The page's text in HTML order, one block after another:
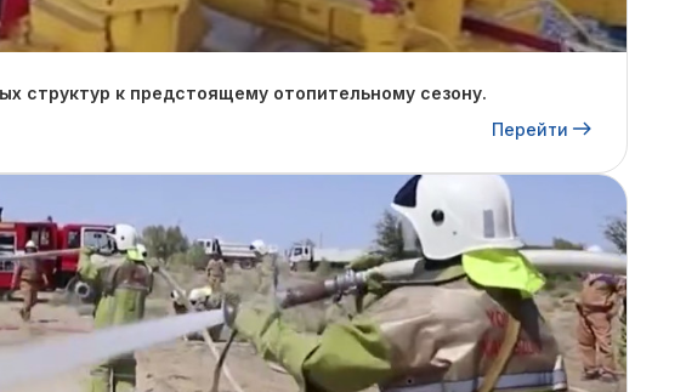
структур к предстоящему отопительному сезону.
Перейти